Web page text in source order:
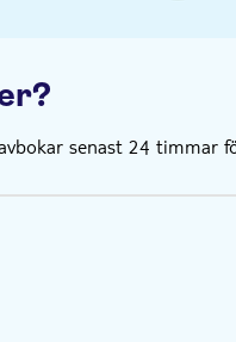
senast 24 timmar